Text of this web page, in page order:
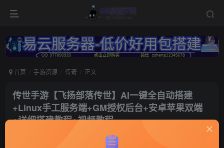
首页 手游资源 传奇 正文
传世手游【飞扬部落传世】AI一键全自动搭建
+Linux手工服务端+GM授权后台+安卓苹果双端
+详细搭建教程+视频教程